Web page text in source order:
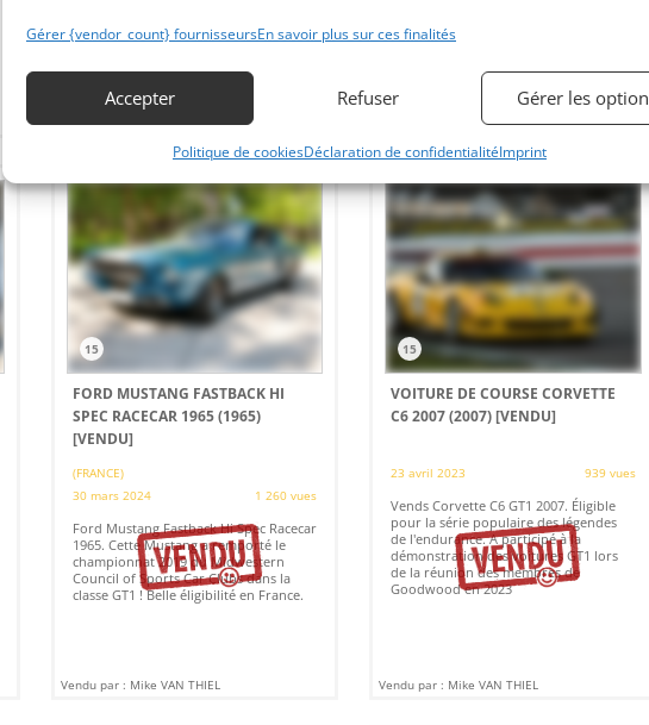
Gérer {vendor_count} fournisseursEn savoir plus sur ces finalités
Accepter Refuser Gérer les
Politique de cookiesDéclaration de confidentialitéImprint
Vendu par : Mike VAN THIEL Vendu par : Mike VAN THIEL
15
FORD MUSTANG FASTBACK HI
SPEC RACECAR 1965 (1965)
[VENDU]
(FRANCE)
30 mars 2024
1 260 vues
Ford Mustang Fastback Hi Spec Racecar
1965. Cette Mustang a remporté le
championnat 2019 du Midwestern
Council of Sports Car Clubs dans la
classe GT1 ! Belle éligibilité en France.
Vendu par : Mike VAN THIEL
15
VOITURE DE COURSE CORVETTE
C6 2007 (2007)[VENDU]
23 avril 2023 939 vues
Vends Corvette C6 GT1 2007. Éligible
pour la série populaire des légendes
de l'endurance. A participé à la
démonstration des voitures GT1 lors
de la réunion des membres de
Goodwood en 2023
Vendu par : Mike VAN THIEL